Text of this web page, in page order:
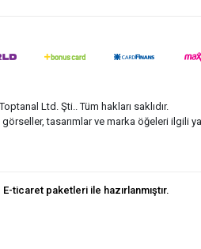
Ltd. Şti.. Tüm hakları saklıdır.
tasarımlar ve marka öğeleri ilgili
ticaret paketleri ile hazırlanmıştır.